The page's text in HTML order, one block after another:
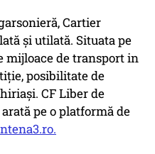
Cartier
şi utilată. Situata pe
mijloace de transport in
posibilitate de
CF Liber de
pe o platformă de